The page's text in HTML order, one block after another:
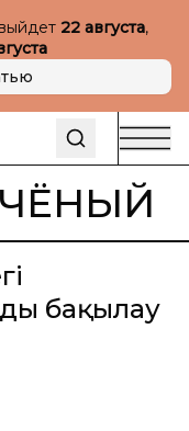
22 августа,
бақылау